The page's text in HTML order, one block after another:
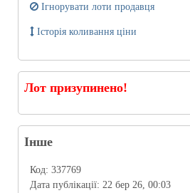
Ігнорувати лоти продавця
Історія коливання ціни
Лот призупинено!
Інше
Код: 337769
Дата публікації: 22 бер 26, 00:03